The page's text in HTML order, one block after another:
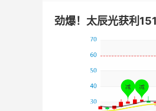
劲爆！太辰光获利